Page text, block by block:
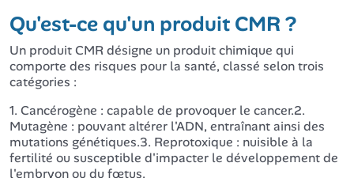
Qu'est-ce qu'un produit CMR ?
Un produit CMR désigne un produit chimique qui
comporte des risques pour la santé, classé selon trois
catégories :
1. Cancérogène : capable de provoquer le cancer.2.
Mutagène : pouvant altérer l'ADN, entraînant ainsi des
mutations génétiques.3. Reprotoxique : nuisible à la
fertilité ou susceptible d'impacter le développement de
l'embryon ou du fœtus.